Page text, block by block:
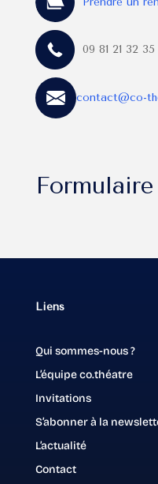
09 81 21 32 35
contact@co-
Liens
Qui sommes-nous ?
L’équipe co.théatre
Invitations
S’abonner à la
L’actualité
Contact